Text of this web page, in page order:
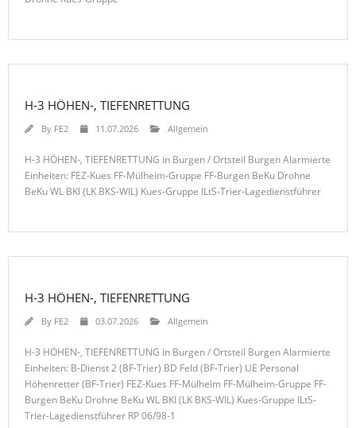
H-3 HÖHEN-, TIEFENRETTUNG
By FE2 11.07.2026 Allgemein
H-3 HÖHEN-, TIEFENRETTUNG in Burgen / Ortsteil Burgen Alarmierte
Einheiten: FEZ-Kues FF-Mülheim-Gruppe FF-Burgen BeKu Drohne
BeKu WL BKI (LK BKS-WIL) Kues-Gruppe ILtS-Trier-Lagedienstführer
H-3 HÖHEN-, TIEFENRETTUNG
By FE2 03.07.2026 Allgemein
H-3 HÖHEN-, TIEFENRETTUNG in Burgen / Ortsteil Burgen Alarmierte
Einheiten: B-Dienst 2 (BF-Trier) BD Feld (BF-Trier) UE Personal
Höhenretter (BF-Trier) FEZ-Kues FF-Mülheim FF-Mülheim-Gruppe FF-
Burgen BeKu Drohne BeKu WL BKI (LK BKS-WIL) Kues-Gruppe ILtS-
Trier-Lagedienstführer RP 06/98-1